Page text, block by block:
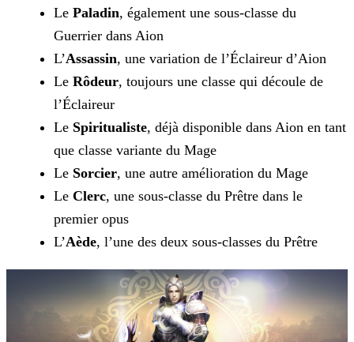
Le Paladin, également une sous-classe du
Guerrier dans Aion
L’Assassin, une variation de l’Éclaireur d’Aion
Le Rôdeur, toujours une classe qui découle de
l’Éclaireur
Le Spiritualiste, déjà disponible dans Aion en tant
que classe variante du Mage
Le Sorcier, une autre amélioration du Mage
Le Clerc, une sous-classe du Prêtre dans le
premier opus
L’Aède, l’une des deux sous-classes du Prêtre